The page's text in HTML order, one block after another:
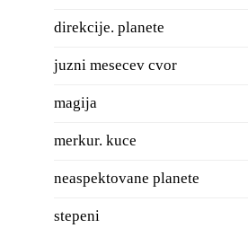
direkcije. planete
juzni mesecev cvor
magija
merkur. kuce
neaspektovane planete
stepeni